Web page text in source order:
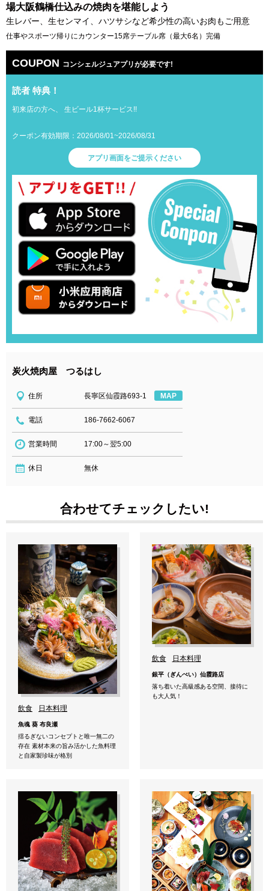
場大阪鶴橋仕込みの焼肉を堪能しよう
生レバー、生センマイ、ハツサシなど希少性の高いお肉もご用意
仕事やスポーツ帰りにカウンター15席テーブル席（最大6名）完備
COUPON コンシェルジュアプリが必要です!
読者 特典！
初来店の方へ、 生ビール1杯サービス!!
クーポン有効期限：2026/08/01~2026/08/31
アプリ画面をご提示ください
炭火焼肉屋 つるはし
住所 長寧区仙霞路693-1 MAP
電話 186-7662-6067
営業時間 17:00～翌5:00
休日 無休
合わせてチェックしたい!
飲食 日本料理
魚魂 葵 布良瀬
揺るぎないコンセプトと唯一無二の
存在 素材本来の旨み活かした魚料理
と自家製珍味が格別
飲食 日本料理
銀平（ぎんぺい）仙霞路店
落ち着いた高級感ある空間、接待に
も大人気！